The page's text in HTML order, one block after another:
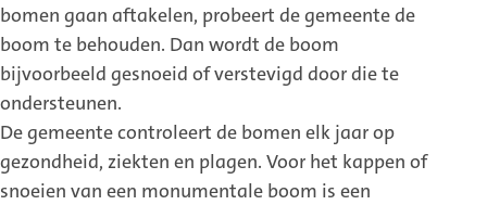
bomen gaan aftakelen, probeert de gemeente de
boom te behouden. Dan wordt de boom
bijvoorbeeld gesnoeid of verstevigd door die te
ondersteunen.
De gemeente controleert de bomen elk jaar op
gezondheid, ziekten en plagen. Voor het kappen of
snoeien van een monumentale boom is een